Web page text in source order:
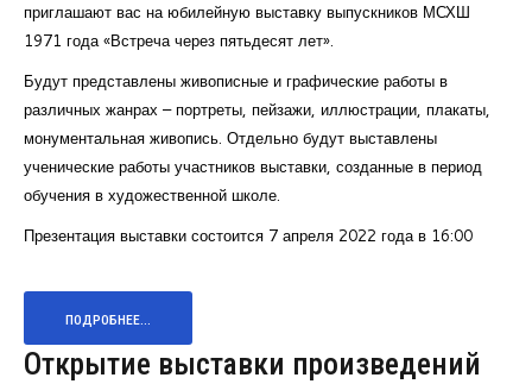
приглашают вас на юбилейную выставку выпускников МСХШ
1971 года «Встреча через пятьдесят лет».
Будут представлены живописные и графические работы в
различных жанрах – портреты, пейзажи, иллюстрации, плакаты,
монументальная живопись. Отдельно будут выставлены
ученические работы участников выставки, созданные в период
обучения в художественной школе.
Презентация выставки состоится 7 апреля 2022 года в 16:00
ПОДРОБНЕЕ...
Открытие выставки произведений